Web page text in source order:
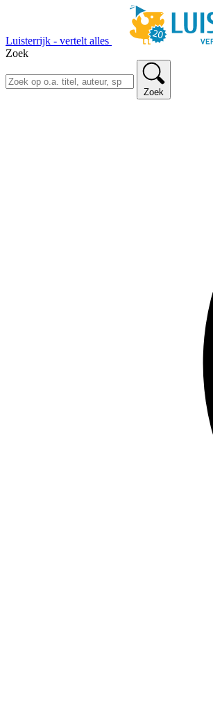
Luisterrijk - vertelt alles
Zoek
Zoek